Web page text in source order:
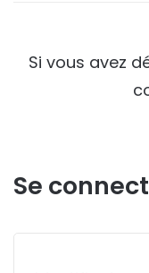
Si vous avez
Se